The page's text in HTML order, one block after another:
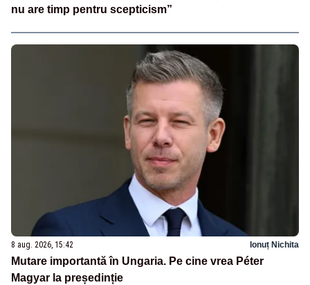
nu are timp pentru scepticism”
8 aug. 2026, 15:42 Ionuț Nichita
Mutare importantă în Ungaria. Pe cine vrea Péter
Magyar la președinție